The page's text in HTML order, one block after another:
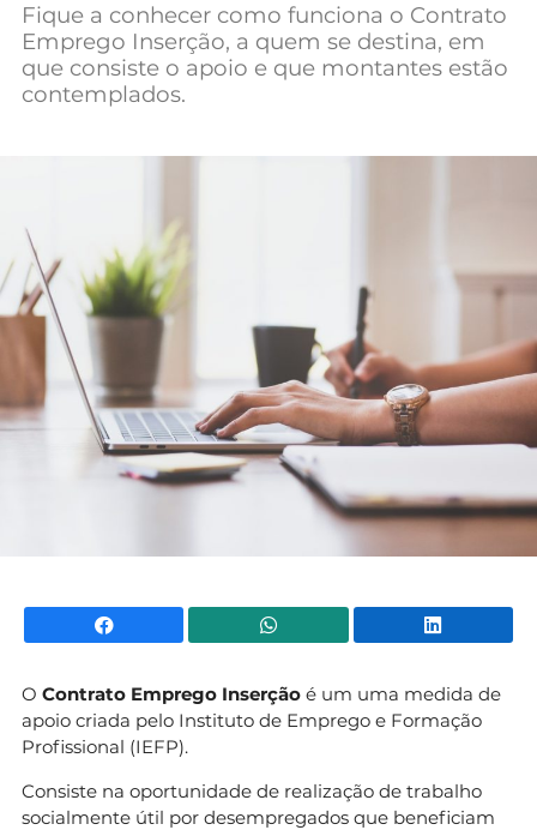
Negócios
Mundial 2026
Fique a conhecer como funciona o Contrato
Emprego Inserção, a quem se destina, em
que consiste o apoio e que montantes estão
contemplados.
Facebook WhatsApp
O Contrato Emprego Inserção é um uma medida de
apoio criada pelo Instituto de Emprego e Formação
Profissional (IEFP).
Consiste na oportunidade de realização de trabalho
socialmente útil por desempregados que beneficiam